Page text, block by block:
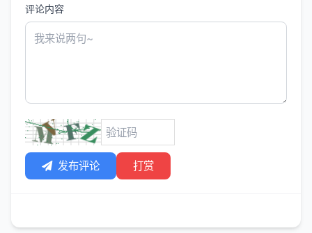
评论内容
发布评论 打赏